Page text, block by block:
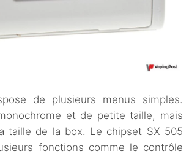
de plusieurs menus simples.
et de petite taille, mais
taille de la box. Le chipset SX 505
fonctions comme le contrôle